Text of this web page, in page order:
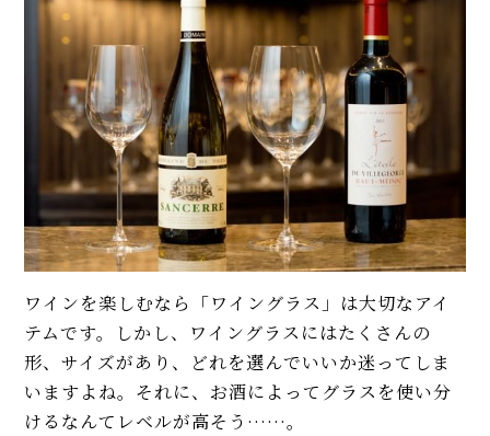
ワインを楽しむなら「ワイングラス」は大切なアイ
テムです。しかし、ワイングラスにはたくさんの
形、サイズがあり、どれを選んでいいか迷ってしま
いますよね。それに、お酒によってグラスを使い分
けるなんてレベルが高そう……。